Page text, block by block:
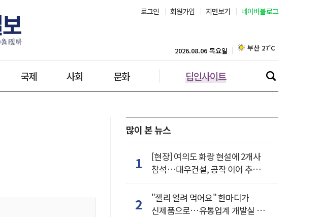
로그인 회원가입 지면보기 네이버블로그
국제 사회 문화 딥인사이트
2026.08.06 목요일 대구 24˚C
인천 28˚C
울산 23˚C
많이 본 뉴스
1
[현장] 여의도 화랑 현설에 2개사
참석…대우건설, 공작 이어 추가
2
"젤리 얼려 먹어요" 한마디가
신제품으로…유통업계 개발실 된